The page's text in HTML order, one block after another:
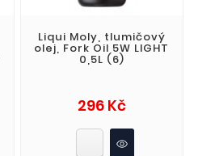
Liqui Moly, tlumičový
olej, Fork Oil 5W LIGHT
0,5L (6)
296 KčCena